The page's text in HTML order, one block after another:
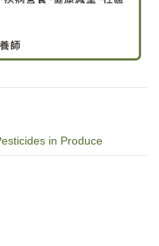
in Produce